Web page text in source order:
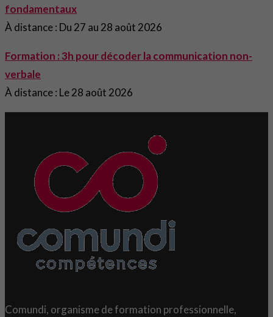
fondamentaux
À distance : Du 27 au 28 août 2026
Formation : 3h pour décoder la communication non-
verbale
À distance : Le 28 août 2026
Comundi, organisme de formation professionnelle,